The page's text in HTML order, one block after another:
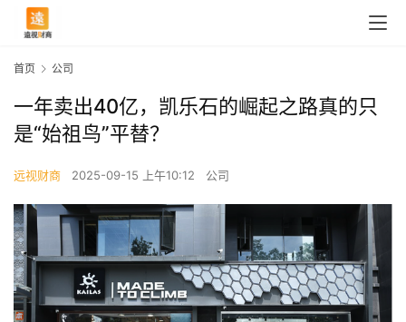
首页 公司
一年卖出40亿，凯乐石的崛起之路真的只
是“始祖鸟”平替？
远视财商 2025-09-15 上午10:12 公司